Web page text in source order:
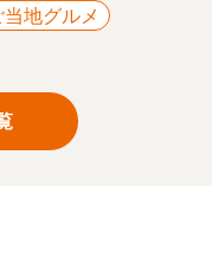
地グルメ